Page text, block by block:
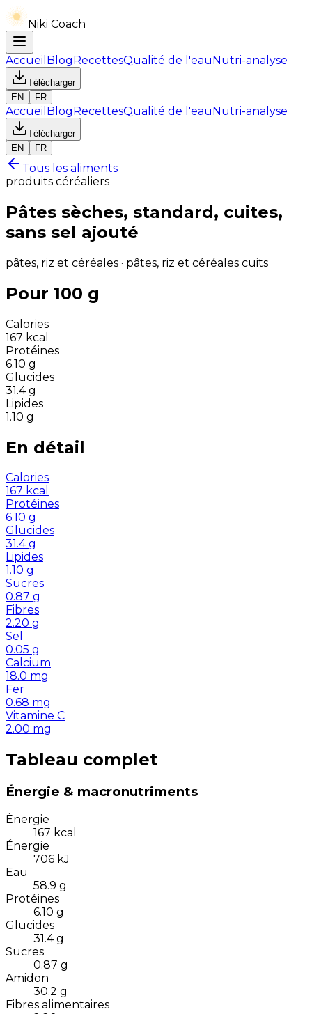
Niki Coach
Accueil BlogRecettesQualité de l'eauNutri-analyse
Télécharger
EN
FR
Accueil BlogRecettesQualité de l'eauNutri-analyse
Télécharger
EN
FR
Tous les aliments
produits céréaliers
Pâtes sèches, standard, cuites,
sans sel ajouté
pâtes, riz et céréales · pâtes, riz et céréales cuits
Pour 100 g
Calories
167 kcal
Protéines
6.10 g
Glucides
31.4 g
Lipides
1.10 g
En détail
Calories
167 kcal
Protéines
6.10 g
Glucides
31.4 g
Lipides
1.10 g
Sucres
0.87 g
Fibres
2.20 g
Sel
0.05 g
Calcium
18.0 mg
Fer
0.68 mg
Vitamine C
2.00 mg
Tableau complet
Énergie & macronutriments
Énergie
167 kcal
Énergie
706 kJ
Eau
58.9 g
Protéines
6.10 g
Glucides
31.4 g
Sucres
0.87 g
Amidon
30.2 g
Fibres alimentaires